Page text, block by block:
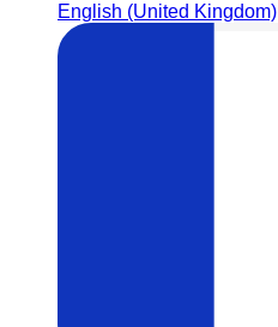
English (United Kingdom)